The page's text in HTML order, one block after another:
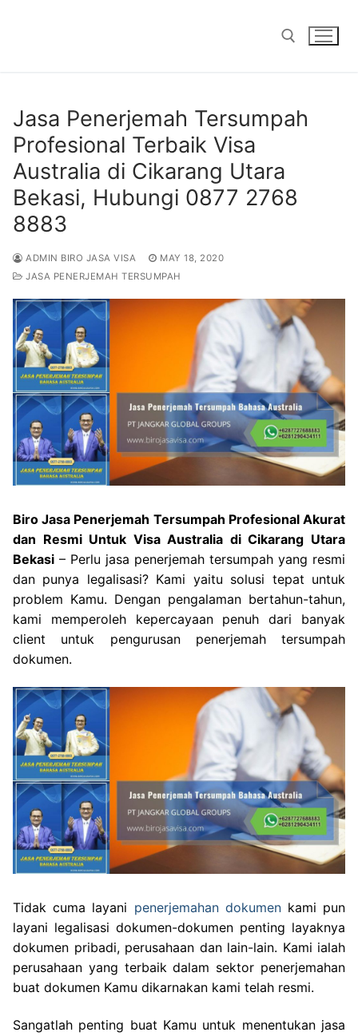
Jasa Penerjemah Tersumpah
Profesional Terbaik Visa
Australia di Cikarang Utara
Bekasi, Hubungi 0877 2768
8883
ADMIN BIRO JASA VISA
MAY 18, 2020
JASA PENERJEMAH TERSUMPAH
Biro Jasa Penerjemah Tersumpah Profesional Akurat
dan Resmi Untuk Visa Australia di Cikarang Utara
Bekasi – Perlu jasa penerjemah tersumpah yang resmi
dan punya legalisasi? Kami yaitu solusi tepat untuk
problem Kamu. Dengan pengalaman bertahun-tahun,
kami memperoleh kepercayaan penuh dari banyak
client untuk pengurusan penerjemah tersumpah
dokumen.
Tidak cuma layani penerjemahan dokumenkami pun
layani legalisasi dokumen-dokumen penting layaknya
dokumen pribadi, perusahaan dan lain-lain. Kami ialah
perusahaan yang terbaik dalam sektor penerjemahan
buat dokumen Kamu dikarnakan kami telah resmi.
Sangatlah penting buat Kamu untuk menentukan jasa